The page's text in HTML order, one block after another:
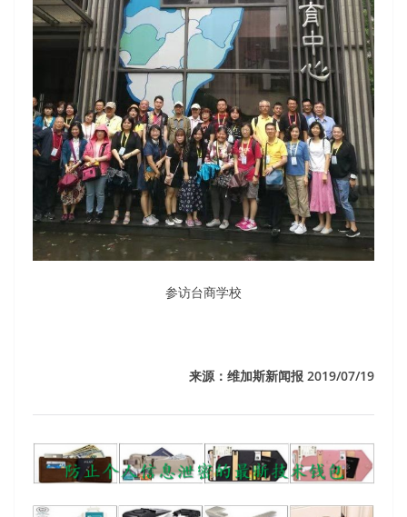
参访台商学校
来源：维加斯新闻报 2019/07/19